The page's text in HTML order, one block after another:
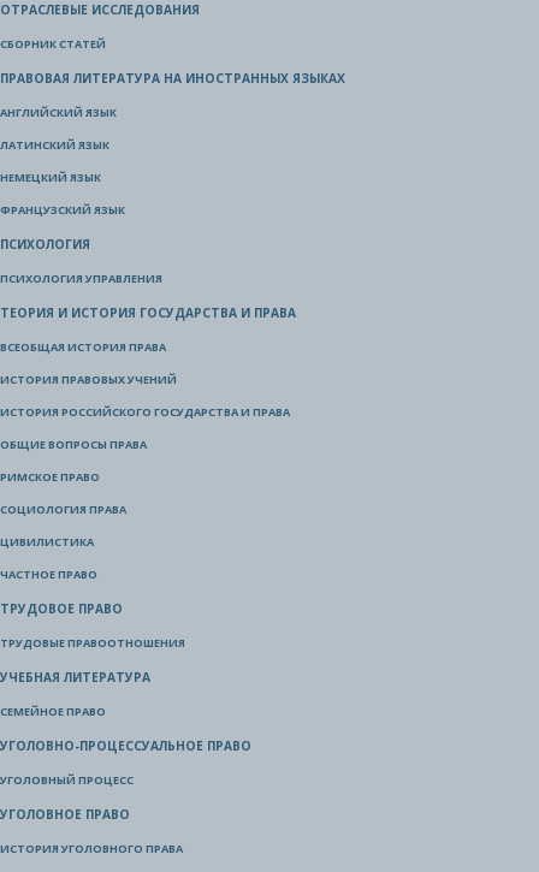
ОТРАСЛЕВЫЕ ИССЛЕДОВАНИЯ
СБОРНИК СТАТЕЙ
ПРАВОВАЯ ЛИТЕРАТУРА НА ИНОСТРАННЫХ ЯЗЫКАХ
АНГЛИЙСКИЙ ЯЗЫК
ЛАТИНСКИЙ ЯЗЫК
НЕМЕЦКИЙ ЯЗЫК
ФРАНЦУЗСКИЙ ЯЗЫК
ПСИХОЛОГИЯ
ПСИХОЛОГИЯ УПРАВЛЕНИЯ
ТЕОРИЯ И ИСТОРИЯ ГОСУДАРСТВА И ПРАВА
ВСЕОБЩАЯ ИСТОРИЯ ПРАВА
ИСТОРИЯ ПРАВОВЫХ УЧЕНИЙ
ИСТОРИЯ РОССИЙСКОГО ГОСУДАРСТВА И ПРАВА
ОБЩИЕ ВОПРОСЫ ПРАВА
РИМСКОЕ ПРАВО
СОЦИОЛОГИЯ ПРАВА
ЦИВИЛИСТИКА
ЧАСТНОЕ ПРАВО
ТРУДОВОЕ ПРАВО
ТРУДОВЫЕ ПРАВООТНОШЕНИЯ
УЧЕБНАЯ ЛИТЕРАТУРА
СЕМЕЙНОЕ ПРАВО
УГОЛОВНО-ПРОЦЕССУАЛЬНОЕ ПРАВО
УГОЛОВНЫЙ ПРОЦЕСС
УГОЛОВНОЕ ПРАВО
ИСТОРИЯ УГОЛОВНОГО ПРАВА